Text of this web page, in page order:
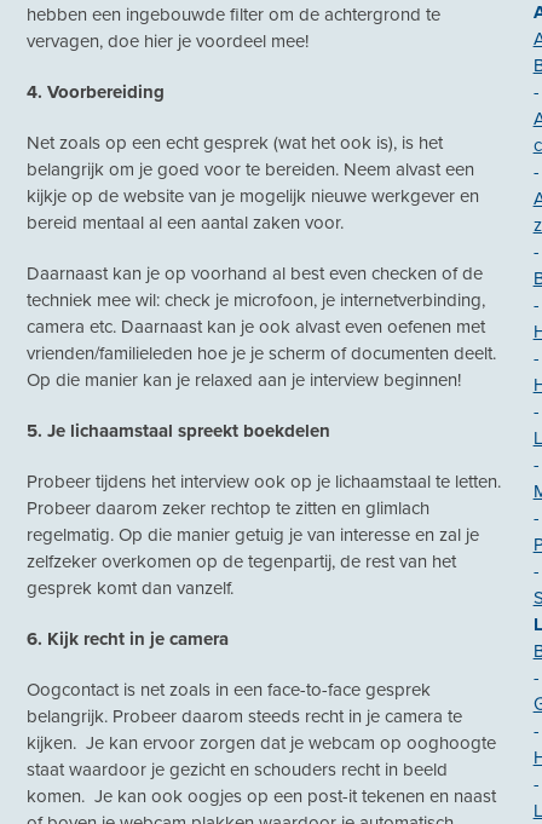
hebben een ingebouwde filter om de achtergrond te
vervagen, doe hier je voordeel mee!
4. Voorbereiding
Net zoals op een echt gesprek (wat het ook is), is het
belangrijk om je goed voor te bereiden. Neem alvast een
kijkje op de website van je mogelijk nieuwe werkgever en
bereid mentaal al een aantal zaken voor.
Daarnaast kan je op voorhand al best even checken of de
techniek mee wil: check je microfoon, je internetverbinding,
camera etc. Daarnaast kan je ook alvast even oefenen met
vrienden/familieleden hoe je je scherm of documenten deelt.
Op die manier kan je relaxed aan je interview beginnen!
5. Je lichaamstaal spreekt boekdelen
Probeer tijdens het interview ook op je lichaamstaal te letten.
Probeer daarom zeker rechtop te zitten en glimlach
regelmatig. Op die manier getuig je van interesse en zal je
zelfzeker overkomen op de tegenpartij, de rest van het
gesprek komt dan vanzelf.
6. Kijk recht in je camera
Oogcontact is net zoals in een face-to-face gesprek
belangrijk. Probeer daarom steeds recht in je camera te
kijken. Je kan ervoor zorgen dat je webcam op ooghoogte
staat waardoor je gezicht en schouders recht in beeld
komen. Je kan ook oogjes op een post-it tekenen en naast
-
-
-
-
-
-
-
-
-
-
-
-